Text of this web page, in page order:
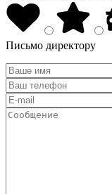
Письмо директору